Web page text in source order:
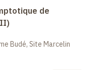
de
Budé, Site Marcelin